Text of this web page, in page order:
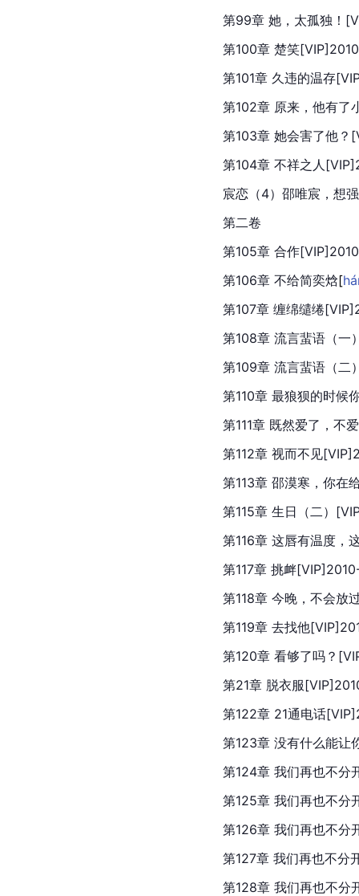
第99章 她，太孤独！
第100章 楚笑
第101章 久违的温存
第102章 原来，他有
第103章 她会害了他
第104章 不祥之人
宸恋（4）邵唯宸，想
第二卷
第105章 合作
第106章 不给简奕焓[
第107章 缠绵缱绻
第108章 流言蜚语（
第109章 流言蜚语（
第110章 最狼狈的时候
第111章 既然爱了，不
第112章 视而不见
第113章 邵漠寒，你在
第115章 生日（二）
第116章 这唇有温度，
第117章 挑衅
第118章 今晚，不会放
第119章 去找他
第120章 看够了吗？
第21章 脱衣服
第122章 21通电话
第123章 没有什么能
第124章 我们再也不
第125章 我们再也不分
第126章 我们再也不分
第127章 我们再也不分
第128章 我们再也不分